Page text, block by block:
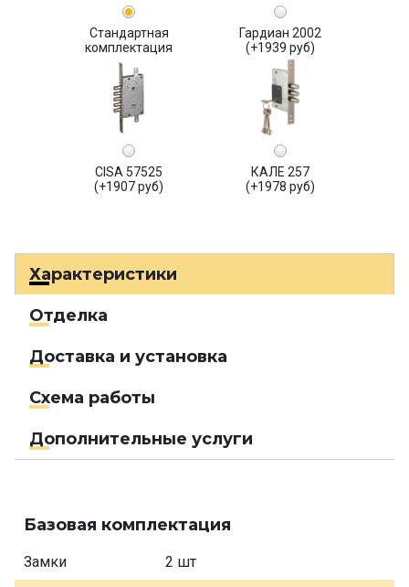
Стандартная
комплектация
Гардиан 2002
(+1939 руб)
CISA 57525
(+1907 руб)
КАЛЕ 257
(+1978 руб)
Характеристики
Отделка
Доставка и установка
Схема работы
Дополнительные услуги
Базовая комплектация
Замки 2 шт